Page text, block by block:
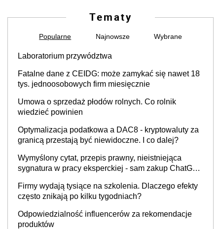
Tematy
Popularne Najnowsze Wybrane
Laboratorium przywództwa
Fatalne dane z CEIDG: może zamykać się nawet 18
tys. jednoosobowych firm miesięcznie
Umowa o sprzedaż płodów rolnych. Co rolnik
wiedzieć powinien
Optymalizacja podatkowa a DAC8 - kryptowaluty za
granicą przestają być niewidoczne. I co dalej?
Wymyślony cytat, przepis prawny, nieistniejąca
sygnatura w pracy eksperckiej - sam zakup ChatGPT
Firmy wydają tysiące na szkolenia. Dlaczego efekty
często znikają po kilku tygodniach?
Odpowiedzialność influencerów za rekomendacje
produktów